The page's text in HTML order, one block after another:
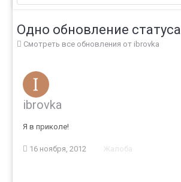
Одно обновление статуса
Смотреть все обновления от ibrovka
ibrovka
Я в приколе!
16 ноября, 2012 Жалоба